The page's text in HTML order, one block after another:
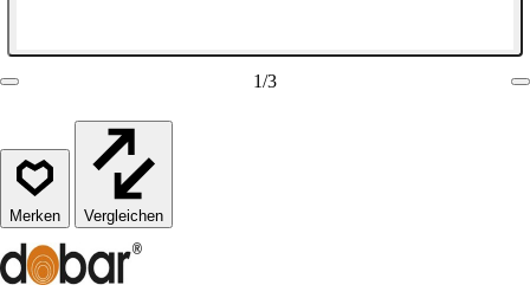
1/3
Vergleichen